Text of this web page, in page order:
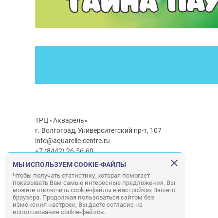
ТРЦ «Акварель»
г. Волгоград, Университетский пр-т, 107
info@aquarelle-centre.ru
+7 (8442) 26-56-60
Часы работы ТРЦ: с 10:00 до 22:00
Часы работы г/м Ашан:с 08:00 до 23:00
Часы работыг/мЛемана ПРО:с 08:00 до 22:00
Правила посещения ТРЦ «Акварель»
МЫ ИСПОЛЬЗУЕМ COOKIE-ФАЙЛЫ
Чтобы получать статистику, которая помогает
показывать Вам самые интересные предложения. Вы
можете отключить cookie-файлы в настройках Вашего
браузера. Продолжая пользоваться сайтом без
изменения настроек, Вы даете согласие на
использование cookie-файлов.